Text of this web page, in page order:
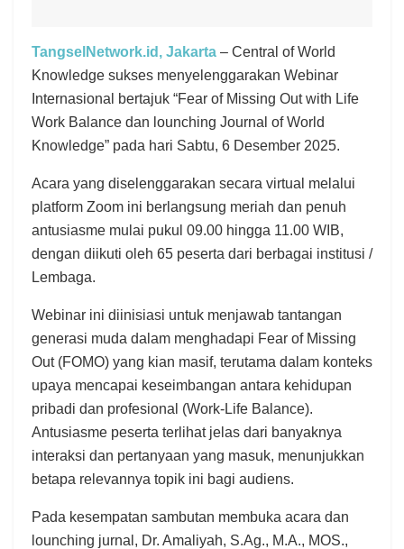
TangselNetwork.id, Jakarta – Central of World
Knowledge sukses menyelenggarakan Webinar
Internasional bertajuk “Fear of Missing Out with Life
Work Balance dan lounching Journal of World
Knowledge” pada hari Sabtu, 6 Desember 2025.
Acara yang diselenggarakan secara virtual melalui
platform Zoom ini berlangsung meriah dan penuh
antusiasme mulai pukul 09.00 hingga 11.00 WIB,
dengan diikuti oleh 65 peserta dari berbagai institusi /
Lembaga.
Webinar ini diinisiasi untuk menjawab tantangan
generasi muda dalam menghadapi Fear of Missing
Out (FOMO) yang kian masif, terutama dalam konteks
upaya mencapai keseimbangan antara kehidupan
pribadi dan profesional (Work-Life Balance).
Antusiasme peserta terlihat jelas dari banyaknya
interaksi dan pertanyaan yang masuk, menunjukkan
betapa relevannya topik ini bagi audiens.
Pada kesempatan sambutan membuka acara dan
lounching jurnal, Dr. Amaliyah, S.Ag., M.A., MOS.,